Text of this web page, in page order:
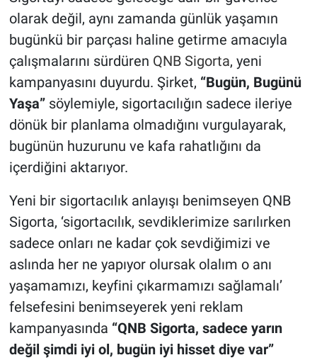
olarak değil, aynı zamanda günlük yaşamın
bugünkü bir parçası haline getirme amacıyla
çalışmalarını sürdüren QNB Sigorta, yeni
kampanyasını duyurdu. Şirket, “Bugün, Bugünü
Yaşa”söylemiyle, sigortacılığın sadece ileriye
dönük bir planlama olmadığını vurgulayarak,
bugünün huzurunu ve kafa rahatlığını da
içerdiğini aktarıyor.
Yeni bir sigortacılık anlayışı benimseyen QNB
Sigorta, ‘sigortacılık, sevdiklerimize sarılırken
sadece onları ne kadar çok sevdiğimizi ve
aslında her ne yapıyor olursak olalım o anı
yaşamamızı, keyfini çıkarmamızı sağlamalı’
felsefesini benimseyerek yeni reklam
kampanyasında “QNB Sigorta, sadece yarın
değil şimdi iyi ol, bugün iyi hisset diye var”